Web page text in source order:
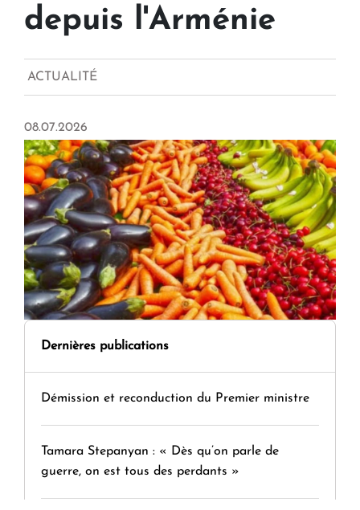
depuis l'Arménie
ACTUALITÉ
08.07.2026
Dernières publications
Démission et reconduction du Premier ministre
Tamara Stepanyan : « Dès qu’on parle de
guerre, on est tous des perdants »